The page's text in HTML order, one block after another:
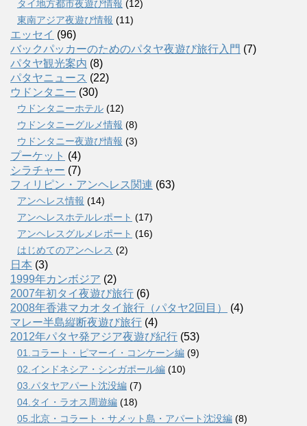
タイ地方都市夜遊び情報 (12)
東南アジア夜遊び情報 (11)
エッセイ (96)
バックパッカーのためのパタヤ夜遊び旅行入門 (7)
パタヤ観光案内 (8)
パタヤニュース (22)
ウドンタニー (30)
ウドンタニーホテル (12)
ウドンタニーグルメ情報 (8)
ウドンタニー夜遊び情報 (3)
プーケット (4)
シラチャー (7)
フィリピン・アンヘレス関連 (63)
アンヘレス情報 (14)
アンへレスホテルレポート (17)
アンヘレスグルメレポート (16)
はじめてのアンヘレス (2)
日本 (3)
1999年カンボジア (2)
2007年初タイ夜遊び旅行 (6)
2008年香港マカオタイ旅行（パタヤ2回目）
(4)
マレー半島縦断夜遊び旅行 (4)
2012年パタヤ発アジア夜遊び紀行 (53)
01.コラート・ピマーイ・コンケーン編 (9)
02.インドネシア・シンガポール編 (10)
03.パタヤアパート沈没編 (7)
04.タイ・ラオス周遊編 (18)
05.北京・コラート・サメット島・アパート沈没編 (8)